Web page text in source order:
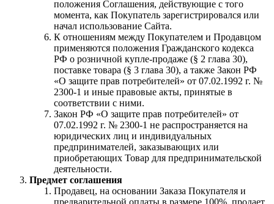
положения Соглашения, действующие с того
момента, как Покупатель зарегистрировался или
начал использование Сайта.
К отношениям между Покупателем и Продавцом
применяются положения Гражданского кодекса
РФ о розничной купле-продаже (§ 2 глава 30),
поставке товара (§ 3 глава 30), а также Закон РФ
«О защите прав потребителей» от 07.02.1992 г. №
2300-1 и иные правовые акты, принятые в
соответствии с ними.
Закон РФ «О защите прав потребителей» от
07.02.1992 г. № 2300-1 не распространяется на
юридических лиц и индивидуальных
предпринимателей, заказывающих или
приобретающих Товар для предпринимательской
деятельности.
Предмет соглашения
Продавец, на основании Заказа Покупателя и
предварительной оплаты в размере 100%, продает